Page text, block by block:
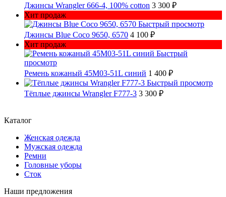
Джинсы Wrangler 666-4, 100% cotton 3 300 ₽
Хит продаж
Быстрый просмотр
Джинсы Blue Coco 9650, 6570 4 100 ₽
Хит продаж
Быстрый
просмотр
Ремень кожаный 45M03-51L синий 1 400 ₽
Быстрый просмотр
Тёплые джинсы Wrangler F777-3 3 300 ₽
Каталог
Женская одежда
Мужская одежда
Ремни
Головные уборы
Сток
Наши предложения